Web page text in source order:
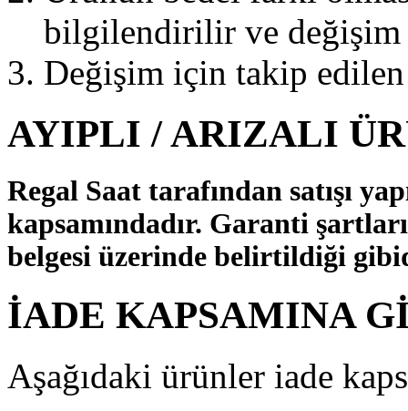
bilgilendirilir ve değişim
Değişim için takip edilen
AYIPLI / ARIZALI
Regal Saat tarafından satışı
kapsamındadır. Garanti
belgesi üzerinde belirtildiği
İADE KAPSAMINA
Aşağıdaki ürünler iade